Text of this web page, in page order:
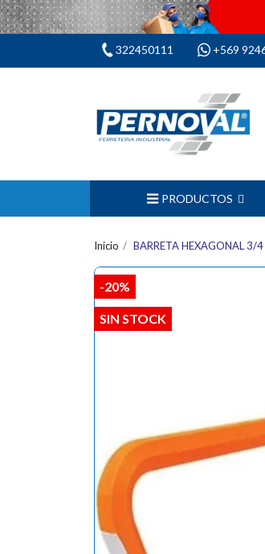
322450111 +569
PRODUCTOS
Inicio BARRETA HEXAGONAL 3/
-20%
SIN STOCK